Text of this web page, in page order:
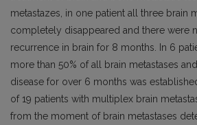
metastazes, in one patient all three brain
completely disappeared and there were
recurrence in brain for 8 months. In 6
more than 50% of all brain metastases
disease for over 6 months was
of 19 patients with multiplex brain
from the moment of brain metastases